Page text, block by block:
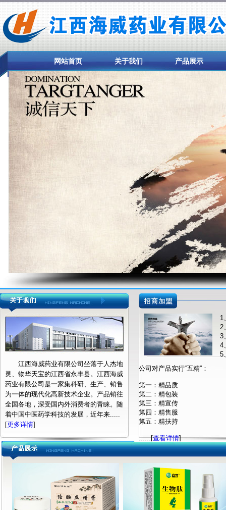
网站首页 关于我们 产品展示
江西海威药业有限公司坐落于人杰地
灵、物华天宝的江西省永丰县。江西海威
药业有限公司是一家集科研、生产、销售
为一体的现代化高新技术企业。产品销往
全国各地，深受国内外消费者的青睐。随
着中国中医药学科技的发展，近年来.....
[更多详情]
1
2
3
4
5
公司对产品实行“五精”：
第一：精品质
第二：精包装
第三：精宣传
第四：精售服
第五：精扶持
......[查看详情]